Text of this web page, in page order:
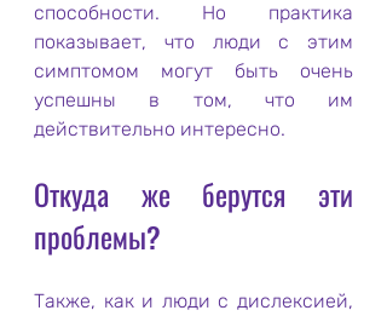
способности. Но практика
показывает, что люди с этим
симптомом могут быть очень
успешны в том, что им
действительно интересно.
Откуда же берутся эти
проблемы?
Также, как и люди с дислексией,